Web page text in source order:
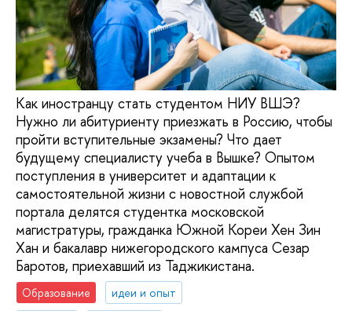
Как иностранцу стать студентом НИУ ВШЭ?
Нужно ли абитуриенту приезжать в Россию, чтобы
пройти вступительные экзамены? Что дает
будущему специалисту учеба в Вышке? Опытом
поступления в университет и адаптации к
самостоятельной жизни с новостной службой
портала делятся студентка московской
магистратуры, гражданка Южной Кореи Хен Зин
Хан и бакалавр нижегородского кампуса Сезар
Баротов, приехавший из Таджикистана.
Образование
идеи и опыт